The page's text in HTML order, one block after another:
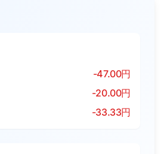
-47.00円
-20.00円
-33.33円